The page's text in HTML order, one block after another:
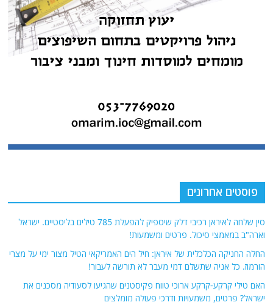
פוסטים אחרונים
סין שלחה לאיראן רכיבי דלק שיספיק להפעלת 785 טילים בליסטיים. ישראל
וארה"ב במאמצי סיכול. פרטים ומשמעות!
החלה החניקה הכלכלית של איראן: חיל הים האמריקאי הטיל מצור ימי על מצרי
הורמוז. כל אניה שתשלם דמי מעבר לא תורשה לעבור!
האם טילי קרקע-קרקע ארוכי טווח פקיסטנים שהגיעו לסעודיה מסכנים את
ישראל? פרטים, משמעויות ודרכי פעולה מומלצים